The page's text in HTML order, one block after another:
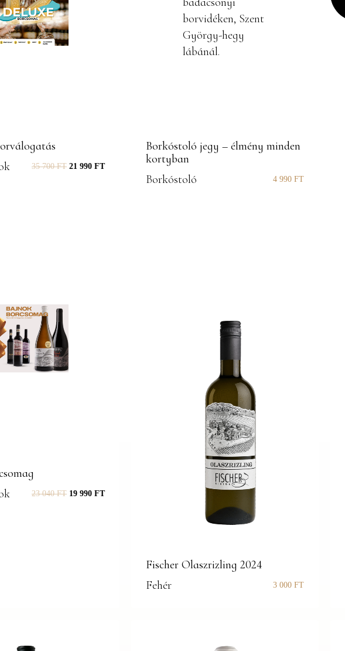
35 700FT 21 990 FT
Borkóstoló jegy – élmény minden
kortyban
Borkóstoló
4 990 FT
23 040FT 19 990 FT
Fischer Olaszrizling 2024
Fehér
3 000 FT